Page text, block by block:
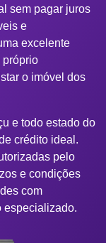
sem pagar juros
e
excelente
próprio
o imóvel dos
e todo estado do
crédito ideal.
pelo
e condições
com
especializado.